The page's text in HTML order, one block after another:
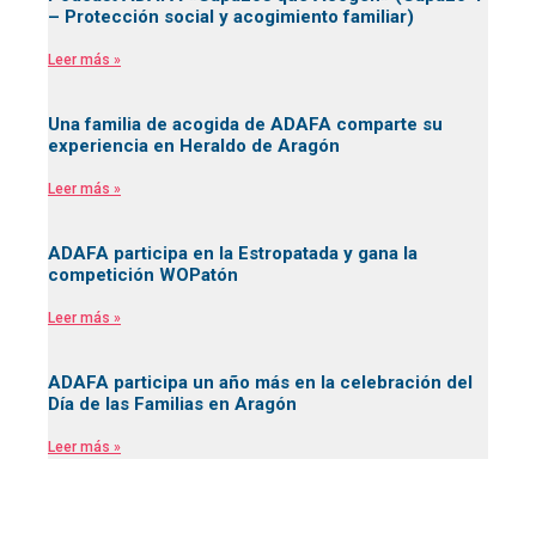
– Protección social y acogimiento familiar)
Leer más »
Una familia de acogida de ADAFA comparte su
experiencia en Heraldo de Aragón
Leer más »
ADAFA participa en la Estropatada y gana la
competición WOPatón
Leer más »
ADAFA participa un año más en la celebración del
Día de las Familias en Aragón
Leer más »